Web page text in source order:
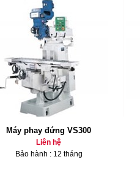
Máy phay đứng VS300
Liên hệ
Bảo hành : 12 tháng